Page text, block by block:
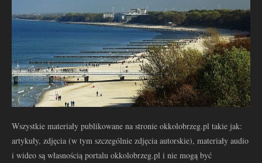
Wszystkie materiały publikowane na stronie okkolobrzeg.pl takie jak:
artykuły, zdjęcia (w tym szczególnie zdjęcia autorskie), materiały audio
i wideo są własnością portalu okkolobrzeg.pl i nie mogą być